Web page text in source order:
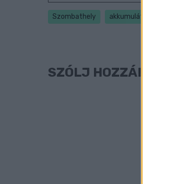
Szombathely akkumulátorgyár
SZÓLJ HOZZÁ!